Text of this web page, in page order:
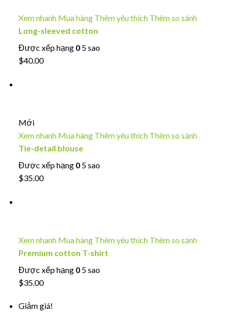
Xem nhanhMua hàngThêm yêu thíchThêm so sánh
Long-sleeved cotton
Được xếp hạng 05 sao
$40.00
Mới
Xem nhanhMua hàngThêm yêu thíchThêm so sánh
Tie-detail blouse
Được xếp hạng 05 sao
$35.00
Xem nhanhMua hàngThêm yêu thíchThêm so sánh
Premium cotton T-shirt
Được xếp hạng 05 sao
$35.00
Giảm giá!